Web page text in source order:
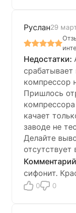
Руслан29
срабатывает
компрессор
Пришлось
качает
заводе не
Делайте
сифонит.
0 0